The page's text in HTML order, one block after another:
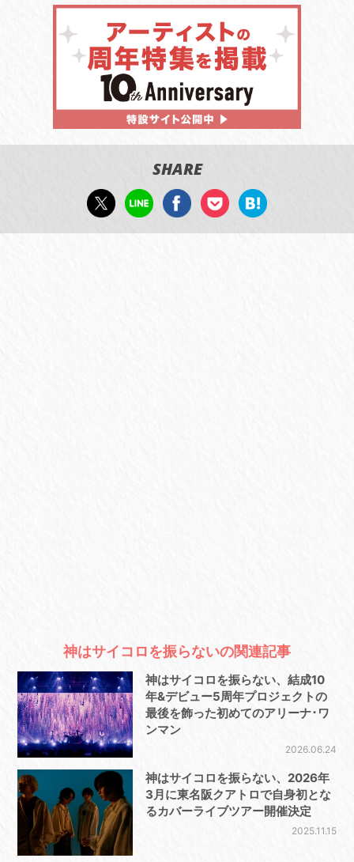
SHARE
神はサイコロを振らないの関連記事
神はサイコロを振らない、結成10
年&デビュー5周年プロジェクトの
最後を飾った初めてのアリーナ･ワ
ンマン
2026.06.24
神はサイコロを振らない、2026年
3月に東名阪クアトロで自身初とな
るカバーライブツアー開催決定
2025.11.15